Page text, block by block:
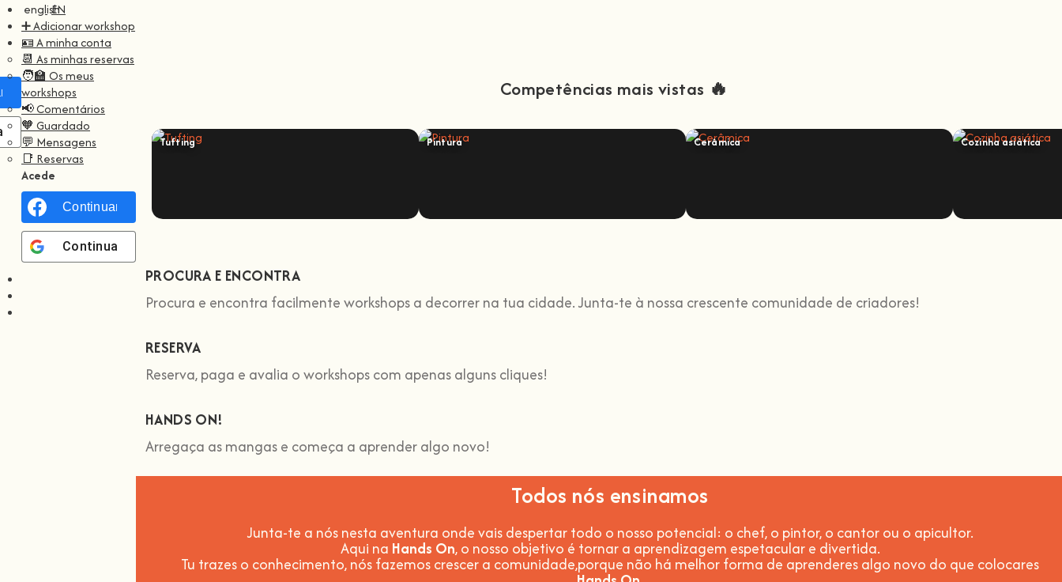
comFacebook
comGoogle
EN
➕ Adicionar workshop
🪪 A minha conta
📆 As minhas reservas
🧑‍🏫 Os meus
workshops
📢 Comentários
🧡 Guardado
💬 Mensagens
📑 Reservas
Acede
Continuar com Facebook
Continuar com
Competências mais vistas 🔥
Tufting Pintura Cerâmica Cozinha asiática
PROCURA E ENCONTRA
Procura e encontra facilmente workshops a decorrer na tua cidade. Junta-te à nossa crescente comunidade de criadores!
RESERVA
Reserva, paga e avalia o workshops com apenas alguns cliques!
HANDS ON!
Arregaça as mangas e começa a aprender algo novo!
Todos nós ensinamos
Junta-te a nós nesta aventura onde vais despertar todo o nosso potencial: o chef, o pintor, o cantor ou o apicultor.
Aqui na Hands On, o nosso objetivo é tornar a aprendizagem espetacular e divertida.
Tu trazes o conhecimento, nós fazemos crescer a comunidade,porque não há melhor forma de aprenderes algo novo do que colocares